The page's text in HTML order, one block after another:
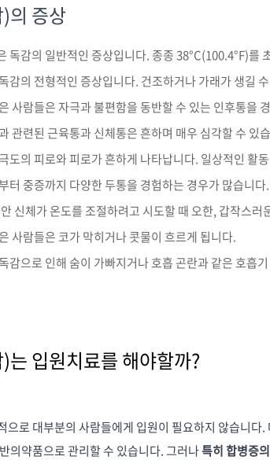
의 증상
독감의 일반적인 증상입니다. 종종 38°C(100.4°F)를
감의 전형적인 증상입니다. 건조하거나 가래가 생길
사람들은 자극과 불편함을 동반할 수 있는 인후통을
관련된 근육통과 신체통은 흔하며 매우 심각할 수 있
도의 피로와 피로가 흔하게 나타납니다. 일상적인 활
터 중증까지 다양한 두통을 경험하는 경우가 많습니다.
신체가 온도를 조절하려고 시도할 때 오한, 갑작스러
사람들은 코가 막히거나 콧물이 흐르게 됩니다.
감으로 인해 숨이 가빠지거나 호흡 곤란과 같은 호흡
는 입원치료를 해야할까?
으로 대부분의 사람들에게 입원이 필요하지 않습니다
의약품으로 관리할 수 있습니다. 그러나특히 합병증